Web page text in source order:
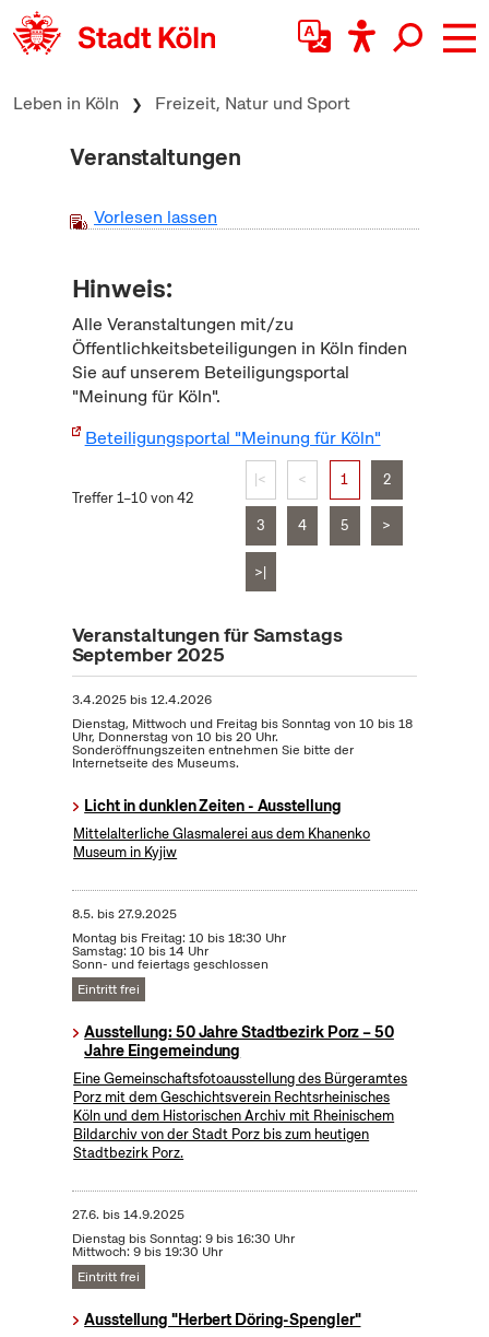
zum Inhalt springen
Leben in Köln Freizeit, Natur und Sport
Veranstaltungen
Vorlesen lassen
Hinweis:
Alle Veranstaltungen mit/zu
Öffentlichkeitsbeteiligungen in Köln finden
Sie auf unserem Beteiligungsportal
"Meinung für Köln".
Beteiligungsportal "Meinung für Köln"
Treffer 1–10 von 42
|< < 1 2
3 4 5 >
>|
Veranstaltungen für Samstags
September 2025
3.4.2025bis12.4.2026
Dienstag, Mittwoch und Freitag bis Sonntag von 10 bis 18
Uhr, Donnerstag von 10 bis 20 Uhr.
Sonderöffnungszeiten entnehmen Sie bitte der
Internetseite des Museums.
Licht in dunklen Zeiten - Ausstellung
Mittelalterliche Glasmalerei aus dem Khanenko
Museum in Kyjiw
8.5. bis27.9.2025
Montag bis Freitag: 10 bis 18:30 Uhr
Samstag: 10 bis 14 Uhr
Sonn- und feiertags geschlossen
Eintritt frei
Ausstellung: 50 Jahre Stadtbezirk Porz – 50
Jahre Eingemeindung
Eine Gemeinschaftsfotoausstellung des Bürgeramtes
Porz mit dem Geschichtsverein Rechtsrheinisches
Köln und dem Historischen Archiv mit Rheinischem
Bildarchiv von der Stadt Porz bis zum heutigen
Stadtbezirk Porz.
27.6. bis14.9.2025
Dienstag bis Sonntag: 9 bis 16:30 Uhr
Mittwoch: 9 bis 19:30 Uhr
Eintritt frei
Ausstellung "Herbert Döring-Spengler"